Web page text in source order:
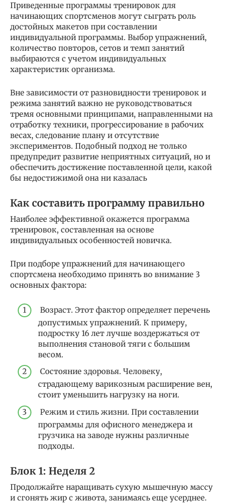
Приведенные программы тренировок для
начинающих спортсменов могут сыграть роль
достойных макетов при составлении
индивидуальной программы. Выбор упражнений,
количество повторов, сетов и темп занятий
выбираются с учетом индивидуальных
характеристик организма.
Вне зависимости от разновидности тренировок и
режима занятий важно не руководствоваться
тремя основными принципами, направленными на
отработку техники, прогрессирование в рабочих
весах, следование плану и отсутствие
экспериментов. Подобный подход не только
предупредит развитие неприятных ситуаций, но и
обеспечить достижение поставленной цели, какой
бы недостижимой она ни казалась
Как составить программу правильно
Наиболее эффективной окажется программа
тренировок, составленная на основе
индивидуальных особенностей новичка.
При подборе упражнений для начинающего
спортсмена необходимо принять во внимание 3
основных фактора:
Возраст. Этот фактор определяет перечень
допустимых упражнений. К примеру,
подростку 16 лет лучше воздержаться от
выполнения становой тяги с большим
весом.
Состояние здоровья. Человеку,
страдающему варикозным расширение вен,
стоит уменьшить нагрузку на ноги.
Режим и стиль жизни. При составлении
программы для офисного менеджера и
грузчика на заводе нужны различные
подходы.
Блок 1: Неделя 2
Продолжайте наращивать сухую мышечную массу
и сгонять жир с живота, занимаясь еще усерднее.